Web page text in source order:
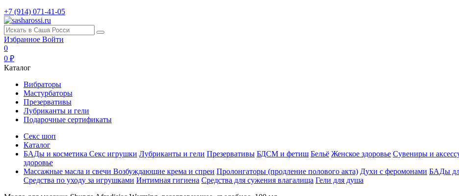
+7 (914) 071-41-05
Избранное Войти
0
0 ₽
Каталог
Вибраторы
Мастурбаторы
Презервативы
Лубриканты и гели
Подарочные сертификаты
Секс шоп
Каталог
БАДы и косметика Секс игрушки Лубриканты и гели Презервативы БДСМ и фетиш Бельё Женское здоровье Сувениры и
здоровье
Массажные масла и свечи Возбуждающие крема и спреи Пролонгаторы (продление полового акта) Духи с феромонами БАДы
Средства по уходу за игрушками Интимная гигиена Средства для сужения влагалища Гели для душа